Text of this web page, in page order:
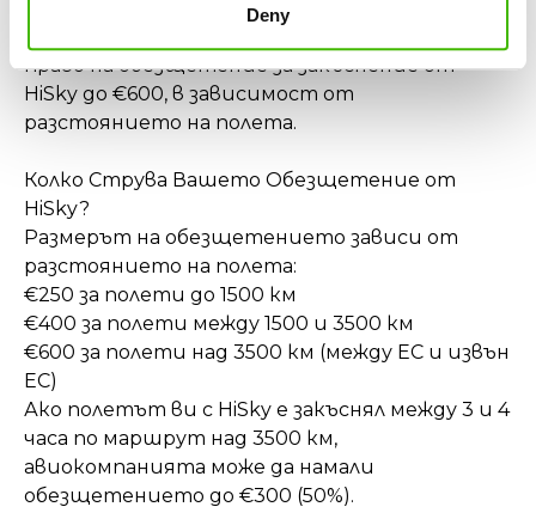
Deny
право на обезщетение за закъснение от
HiSky до €600, в зависимост от
разстоянието на полета.
Колко Струва Вашето Обезщетение от
HiSky?
Размерът на обезщетението зависи от
разстоянието на полета:
€250 за полети до 1500 км
€400 за полети между 1500 и 3500 км
€600 за полети над 3500 км (между ЕС и извън
ЕС)
Ако полетът ви с HiSky е закъснял между 3 и 4
часа по маршрут над 3500 км,
авиокомпанията може да намали
обезщетението до €300 (50%).